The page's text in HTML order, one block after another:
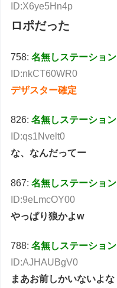
ID:X6ye5Hn4p
ロポだった
758:名無しステーション
ID:nkCT60WR0
デザスター確定
826:名無しステーション
ID:qs1Nvelt0
な、なんだってー
867:名無しステーション
ID:9eLmcOY00
やっぱり狼かよw
788:名無しステーション
ID:AJHAUBgV0
まあお前しかいないよな